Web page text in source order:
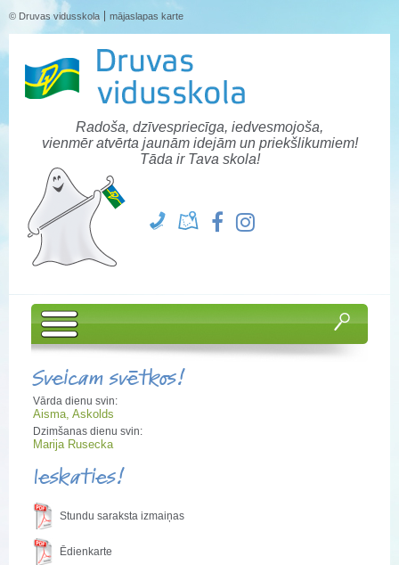
© Druvas vidusskola mājaslapas karte
Radoša, dzīvespriecīga, iedvesmojoša,
vienmēr atvērta jaunām idejām un priekšlikumiem!
Tāda ir Tava skola!
Sveicam svētkos!
Vārda dienu svin:
Aisma, Askolds
Dzimšanas dienu svin:
Marija Rusecka
Ieskaties!
Stundu saraksta izmaiņas
Ēdienkarte